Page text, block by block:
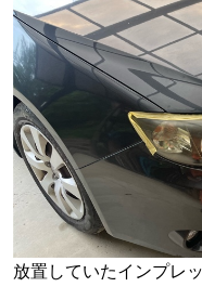
放置していたインプレ